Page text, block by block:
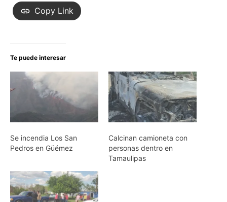
Copy Link
Te puede interesar
Se incendia Los San
Pedros en Güémez
Calcinan camioneta con
personas dentro en
Tamaulipas